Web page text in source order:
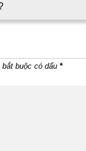
buộc có dấu *